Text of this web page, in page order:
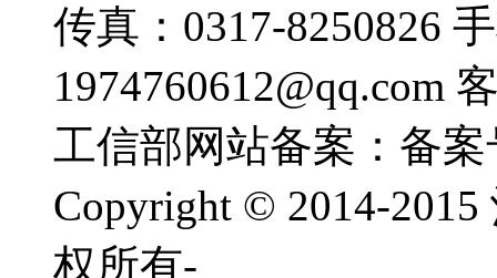
传真：0317-8250826
1974760612@qq.com
工信部网站备案：备案
Copyright © 2014-
权所有-